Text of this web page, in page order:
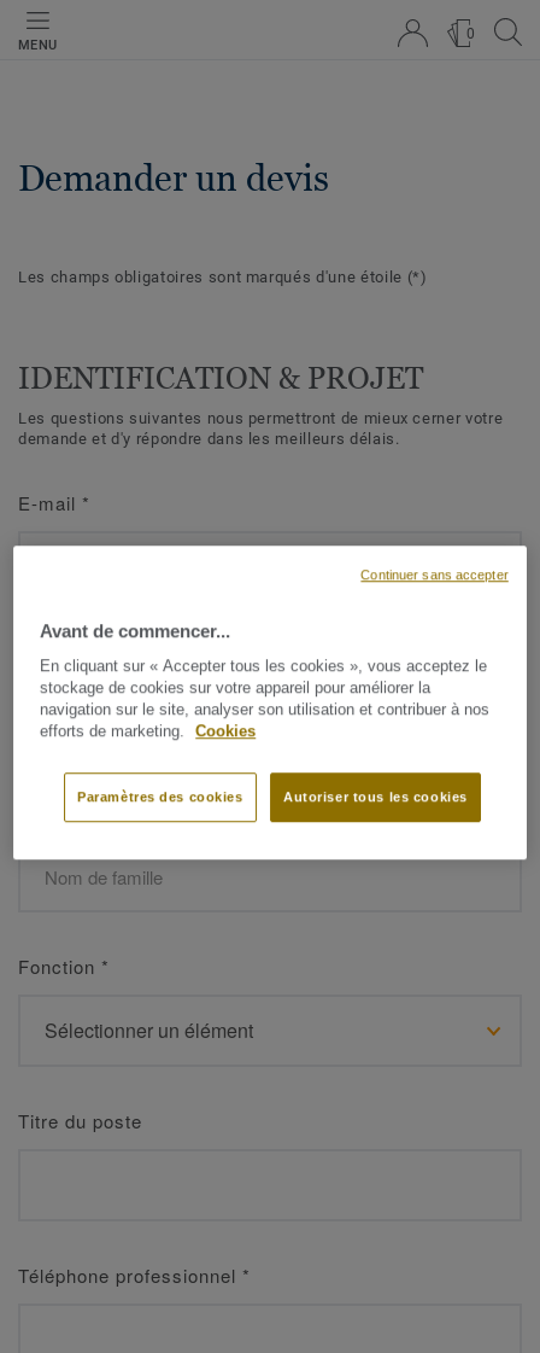
MENU
0
Demander un devis
Les champs obligatoires sont marqués d'une étoile (*)
IDENTIFICATION & PROJET
Les questions suivantes nous permettront de mieux cerner votre
demande et d'y répondre dans les meilleurs délais.
E-mail *
Prénom*
Fonction *
Titre du poste
Téléphone professionnel *
Avant de commencer...
En cliquant sur « Accepter tous les cookies », vous acceptez le
stockage de cookies sur votre appareil pour améliorer la
navigation sur le site, analyser son utilisation et contribuer à nos
efforts de marketing.
Cookies
Autoriser tous les cookies
Paramètres des cookies
Continuer sans accepter